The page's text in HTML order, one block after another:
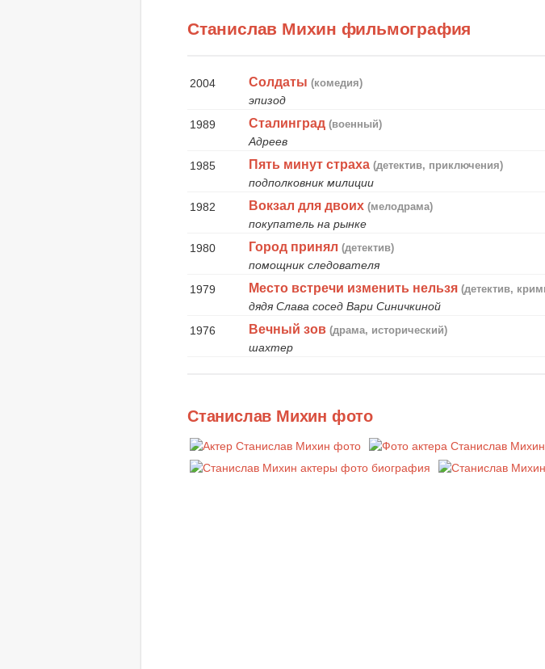
Станислав Михин фильмография
2004 Солдаты (комедия)
эпизод
1989
Сталинград (военный)
Адреев
1985
Пять минут страха (детектив, приключения)
подполковник милиции
1982
Вокзал для двоих (мелодрама)
покупатель на рынке
1980
Город принял (детектив)
помощник следователя
1979
Место встречи изменить нельзя (детектив,
дядя Слава сосед Вари Синичкиной
1976
Вечный зов (драма, исторический)
шахтер
Станислав Михин фото